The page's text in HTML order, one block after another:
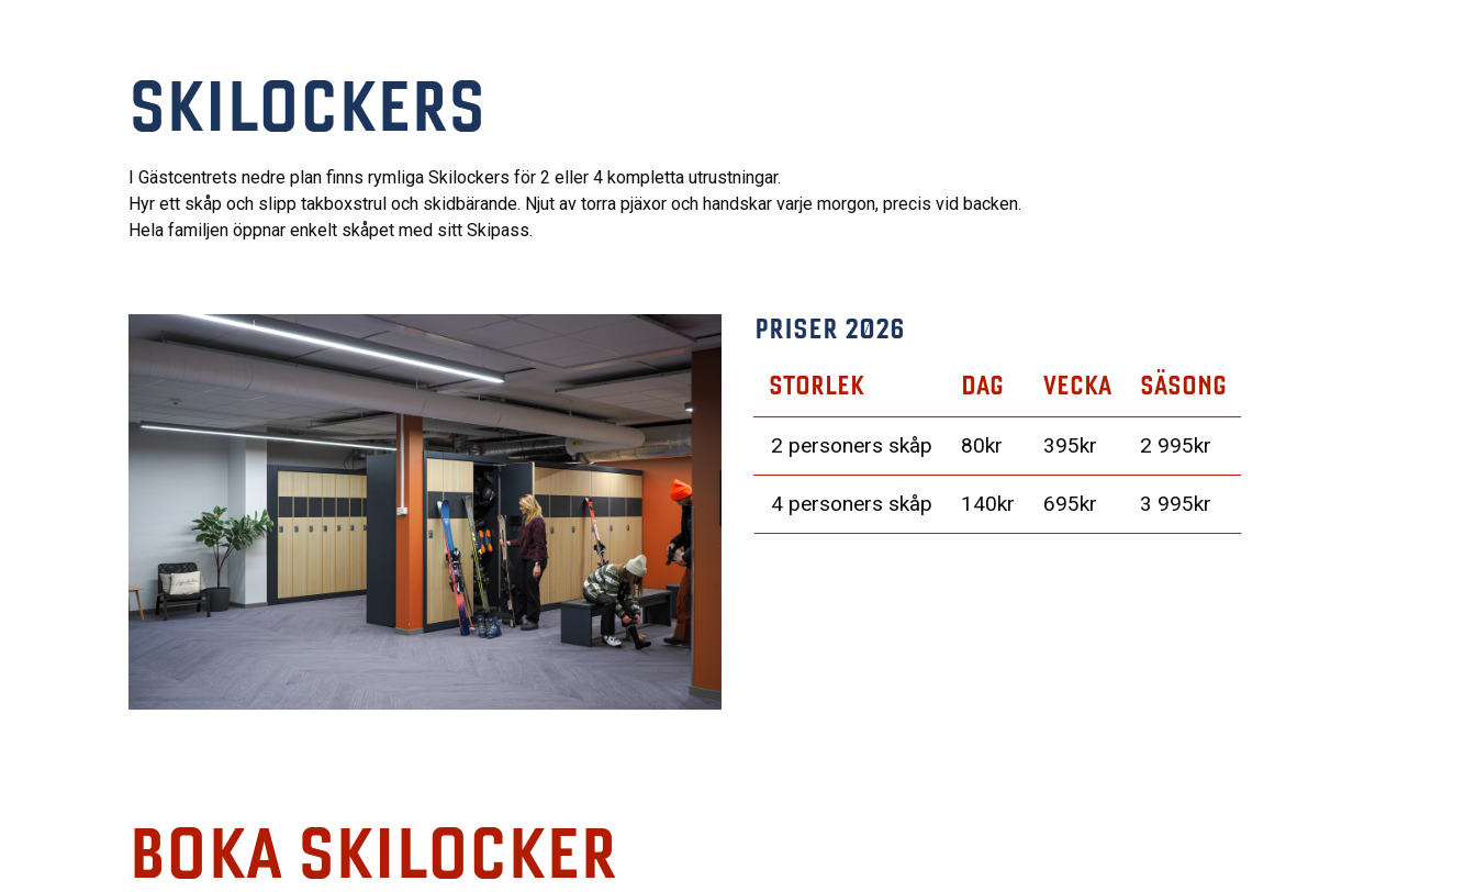
SKILOCKERS
I Gästcentrets nedre plan finns rymliga Skilockers för 2 eller 4 kompletta utrustningar.
Hyr ett skåp och slipp takboxstrul och skidbärande. Njut av torra pjäxor och handskar varje morgon, precis vid backen.
Hela familjen öppnar enkelt skåpet med sitt Skipass.
PRISER 2026
STORLEK DAG VECKA SÄSONG
2 personers skåp 80kr 395kr 2 995kr
4 personers skåp 140kr 695kr 3 995kr
BOKA SKILOCKER